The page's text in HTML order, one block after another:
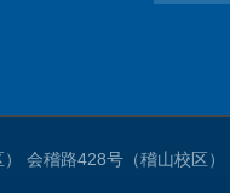
会稽路428号（稽山校区）